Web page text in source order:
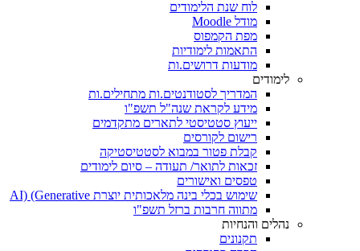
לוח שנת הלימודים
מודל Moodle
מפת הקמפוס
התאמות לימודיות
מודעות דרושים.ות
לימודים
המדריך לסטודנטים.ות מתחילים.ות
מידע לקראת שנה"ל תשפ"ו
ייעוץ סטטיסטי לתארים מתקדמים
רישום לקורסים
קבלת פטור במבוא לסטטיסטיקה
זכאות לתואר/ תעודה – סיום לימודים
טפסים ואישורים
שימוש בכלי בינה מלאכותית יוצרת AI) (Generative
מתווה חרבות ברזל תשפ"ו
נהלים והנחיות
תקנונים